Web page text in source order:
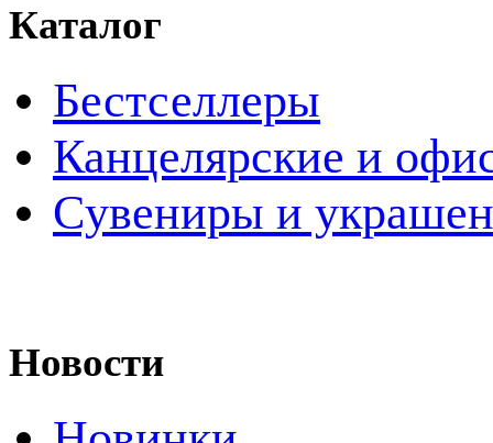
Каталог
Бестселлеры
Канцелярские и
Cувениры и
Новости